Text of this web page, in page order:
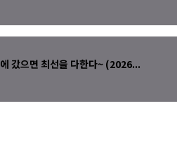
갔으면 최선을 다한다~ (2026...